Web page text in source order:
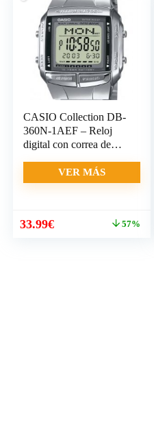
CASIO Collection DB-
360N-1AEF – Reloj
digital con correa de
hombre (cronómetro,
alarma, luz), color
VER MÁS
El
33.99€El
57%